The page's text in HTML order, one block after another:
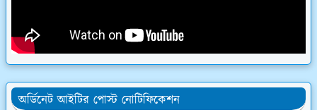
অর্ডিনেট আইটির পোস্ট নোটিফিকেশন